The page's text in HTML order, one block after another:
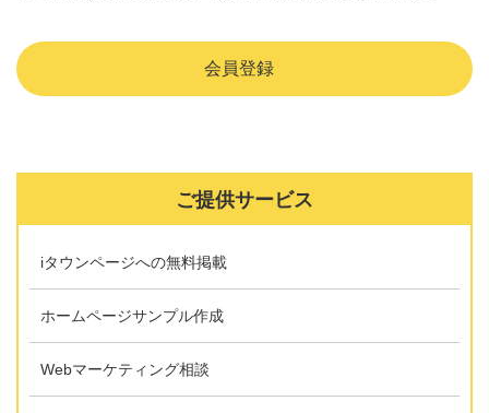
会員登録
ご提供サービス
iタウンページへの無料掲載
ホームページサンプル作成
Webマーケティング相談